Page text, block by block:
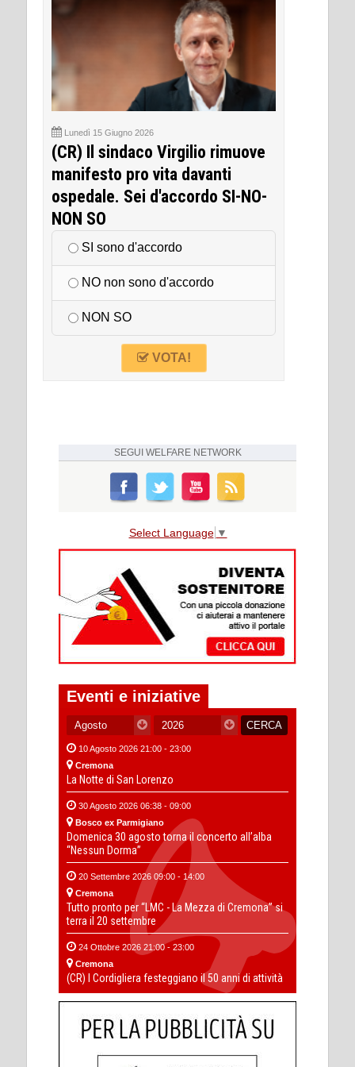
Lunedì 15 Giugno 2026
(CR) Il sindaco Virgilio rimuove
manifesto pro vita davanti
ospedale. Sei d'accordo SI-NO-
NON SO
SI sono d'accordo
NO non sono d'accordo
NON SO
VOTA!
SEGUI WELFARE NETWORK
Select Language ▼
Eventi e iniziative
10 Agosto 2026 21:00 - 23:00
Cremona
La Notte di San Lorenzo
30 Agosto 2026 06:38 - 09:00
Bosco ex Parmigiano
Domenica 30 agosto torna il concerto all’alba
“Nessun Dorma”
20 Settembre 2026 09:00 - 14:00
Cremona
Tutto pronto per “LMC - La Mezza di Cremona” si
terra il 20 settembre
24 Ottobre 2026 21:00 - 23:00
Cremona
(CR) I Cordigliera festeggiano il 50 anni di attività